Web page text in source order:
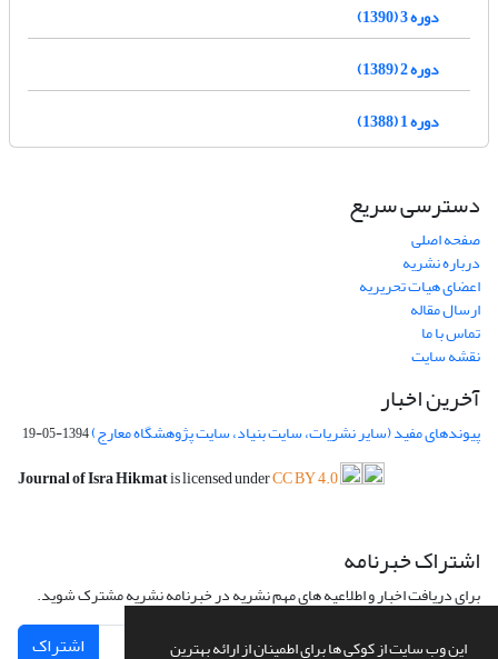
این وب سایت از کوکی ها برای اطمینان از ارائه بهترین
دوره 3 (1390)
دوره 2 (1389)
دوره 1 (1388)
دسترسی سریع
صفحه اصلی
درباره نشریه
اعضای هیات تحریریه
ارسال مقاله
تماس با ما
نقشه سایت
آخرین اخبار
پیوندهای مفید (سایر نشریات، سایت بنیاد، سایت پژوهشگاه معارج)1394-05-19
Journal of Isra Hikmatis licensed underCC BY 4.0
اشتراک خبرنامه
برای دریافت اخبار و اطلاعیه های مهم نشریه در خبرنامه نشریه مشترک شوید.
اشتراک